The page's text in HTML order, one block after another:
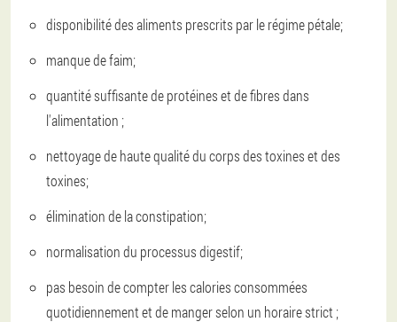
disponibilité des aliments prescrits par le régime pétale;
manque de faim;
quantité suffisante de protéines et de fibres dans
l'alimentation ;
nettoyage de haute qualité du corps des toxines et des
toxines;
élimination de la constipation;
normalisation du processus digestif;
pas besoin de compter les calories consommées
quotidiennement et de manger selon un horaire strict ;